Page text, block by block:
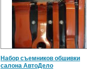
Набор съемников обшивки
салона АвтоДело